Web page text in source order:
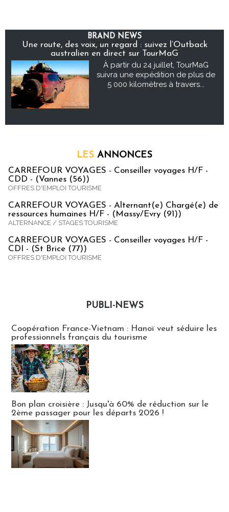
BRAND NEWS
Une route, des voix, un regard : suivez l’Outback
australien en direct sur TourMaG
À partir du 24 juillet, TourMaG
suivra une expédition de plus de
5 000 kilomètres à travers...
LES ANNONCES
CARREFOUR VOYAGES - Conseiller voyages H/F -
CDD - (Vannes (56))
OFFRES D'EMPLOI TOURISME
CARREFOUR VOYAGES - Alternant(e) Chargé(e) de
ressources humaines H/F - (Massy/Evry (91))
ALTERNANCE / STAGES TOURISME
CARREFOUR VOYAGES - Conseiller voyages H/F -
CDI - (St Brice (77))
OFFRES D'EMPLOI TOURISME
PUBLI-NEWS
Coopération France-Vietnam : Hanoï veut séduire les
professionnels français du tourisme
Bon plan croisière : Jusqu'à 60% de réduction sur le
2ème passager pour les départs 2026 !